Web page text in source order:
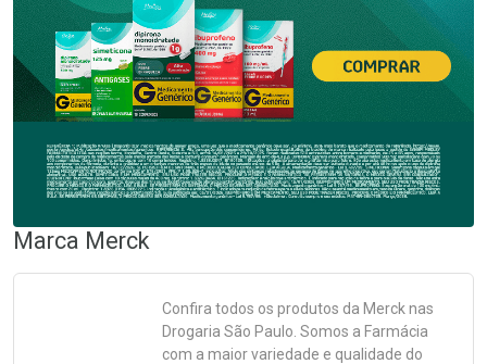
Marca Merck
Confira todos os produtos da Merck nas
Drogaria São Paulo. Somos a Farmácia
com a maior variedade e qualidade do